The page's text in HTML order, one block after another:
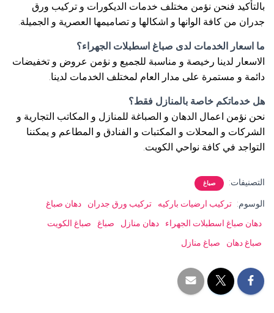
بالتأكيد فنحن نؤمن مختلف خدمات الديكورات و تركيب ورق
جدران من كافة الوانها و اشكالها و تصاميمها العصرية و الجميلة.
ما اسعار الخدمات لدى صباغ اسطبلات الجهراء؟
الاسعار لدينا رخيصة و مناسبة للجميع و نؤمن عروض و تخفيضات
دائمة و مستمرة على مدار العام لمختلف الخدمات لدينا.
هل خدماتكم خاصة بالمنازل فقط؟
نحن نؤمن اعمال الدهان و الصباغة للمنازل و المكاتب التجارية و
الشركات و المحلات و المكتبات و الفنادق و المطاعم و يمكننا
التواجد في كافة نواحي الكويت.
التصنيفات: صباغ
الوسوم: تركيب ارضيات باركيه تركيب ورق جدران
دهان صباغ
دهان صباغ اسطبلات الجهراء
دهان منازل صباغ
صباغ الكويت
صباغ دهان
صباغ منازل